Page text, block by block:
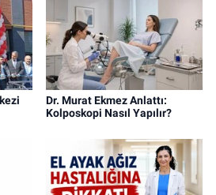
Dr. Murat Ekmez Anlattı:
Kolposkopi Nasıl Yapılır?